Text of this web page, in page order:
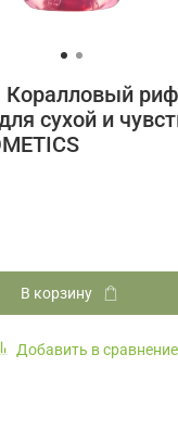
Коралловый риф
сухой и
Добавить в сравнение
В корзину